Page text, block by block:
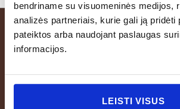
bendriname su visuomeninės medijos,
analizės partneriais, kurie gali ją pridėti
pateiktos arba naudojant paslaugas
informacijos.
LEISTI VISUS